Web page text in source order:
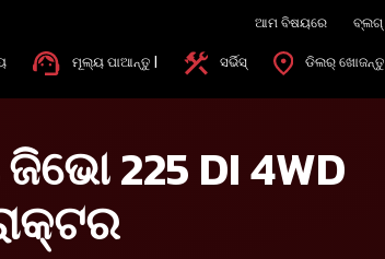
ଆମ ବିଷୟରେ ବ୍ଲଗ୍
ମୂଲ୍ୟ ପାଆନ୍ତୁ | ସର୍ଭିସ୍ ଡିଲର୍ ଖୋଜନ୍ତୁ
225 DI 4WD